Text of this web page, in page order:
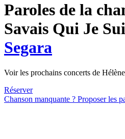
Paroles de la
Savais Qui Je
Segara
Voir les prochains concerts de
Réserver
Chanson manquante ? Proposer les